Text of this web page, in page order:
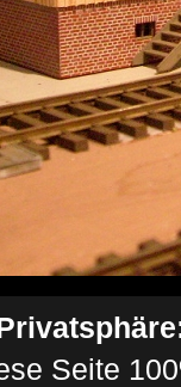
Seite